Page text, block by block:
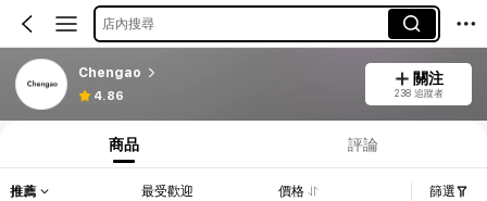
店內搜尋
Chengao
4.86
關注
238 追蹤者
商品 評論
推薦 最受歡迎 價格 篩選